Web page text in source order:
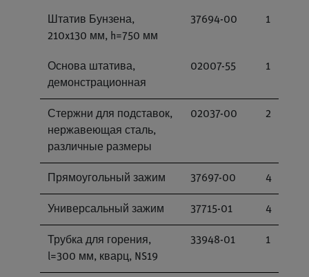
Штатив Бунзена,
210x130 мм, h=750 мм
37694-00 1
Основа штатива,
демонстрационная
02007-55 1
Стержни для подставок,
нержавеющая сталь,
различные размеры
02037-00 2
Прямоугольный зажим 37697-00 4
Универсальный зажим 37715-01 4
Трубка для горения,
l=300 мм, кварц, NS19
33948-01 1